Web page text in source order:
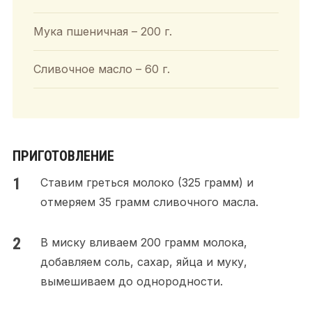
Мука пшеничная – 200 г.
Сливочное масло – 60 г.
ПРИГОТОВЛЕНИЕ
Ставим греться молоко (325 грамм) и
отмеряем 35 грамм сливочного масла.
В миску вливаем 200 грамм молока,
добавляем соль, сахар, яйца и муку,
вымешиваем до однородности.